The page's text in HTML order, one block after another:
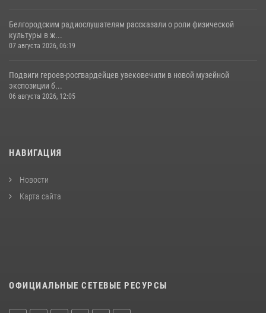
Белгородским радиослушателям рассказали о роли физической
культуры в ж...
07 августа 2026, 06:19
Подвиги героев‑росгвардейцев увековечили в новой музейной
экспозиции б...
06 августа 2026, 12:05
НАВИГАЦИЯ
Новости
Карта сайта
ОФИЦИАЛЬНЫЕ СЕТЕВЫЕ РЕСУРСЫ